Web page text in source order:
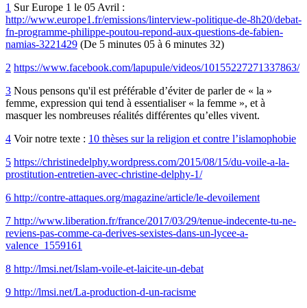
1 Sur Europe 1 le 05 Avril :
http://www.europe1.fr/emissions/linterview-politique-de-8h20/debat-
fn-programme-philippe-poutou-repond-aux-questions-de-fabien-
namias-3221429 (De 5 minutes 05 à 6 minutes 32)
2 https://www.facebook.com/lapupule/videos/10155227271337863/
3 Nous pensons qu'il est préférable d’éviter de parler de « la »
femme, expression qui tend à essentialiser « la femme », et à
masquer les nombreuses réalités différentes qu’elles vivent.
4 Voir notre texte : 10 thèses sur la religion et contre l’islamophobie
5 https://christinedelphy.wordpress.com/2015/08/15/du-voile-a-la-
prostitution-entretien-avec-christine-delphy-1/
6 http://contre-attaques.org/magazine/article/le-devoilement
7 http://www.liberation.fr/france/2017/03/29/tenue-indecente-tu-ne-
reviens-pas-comme-ca-derives-sexistes-dans-un-lycee-a-
valence_1559161
8 http://lmsi.net/Islam-voile-et-laicite-un-debat
9 http://lmsi.net/La-production-d-un-racisme